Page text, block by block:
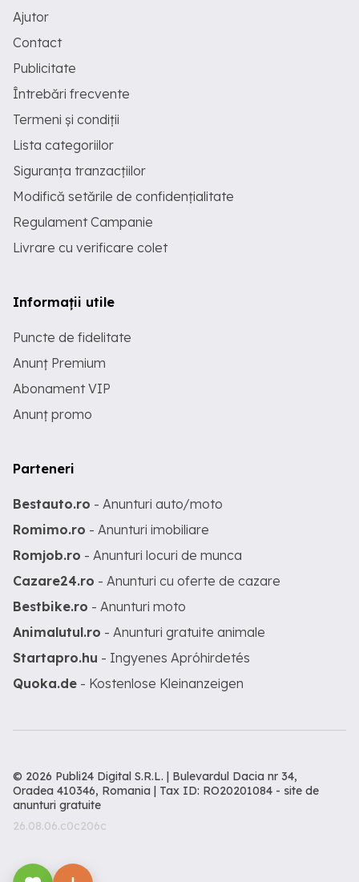
Ajutor
Contact
Publicitate
Întrebări frecvente
Termeni și condiții
Lista categoriilor
Siguranța tranzacțiilor
Modifică setările de confidențialitate
Regulament Campanie
Livrare cu verificare colet
Informații utile
Puncte de fidelitate
Anunț Premium
Abonament VIP
Anunț promo
Parteneri
Bestauto.ro - Anunturi auto/moto
Romimo.ro - Anunturi imobiliare
Romjob.ro - Anunturi locuri de munca
Cazare24.ro - Anunturi cu oferte de cazare
Bestbike.ro - Anunturi moto
Animalutul.ro - Anunturi gratuite animale
Startapro.hu - Ingyenes Apróhirdetés
Quoka.de - Kostenlose Kleinanzeigen
© 2026 Publi24 Digital S.R.L. | Bulevardul Dacia nr 34,
Oradea 410346, Romania | Tax ID: RO20201084 - site de
anunturi gratuite
26.08.06.c0c206c